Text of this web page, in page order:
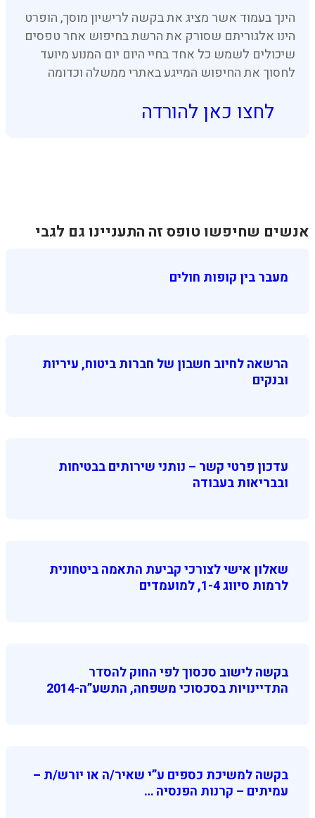
הינך בעמוד אשר מציג את בקשה לרישיון מוסך, הופרט
הינו אלגוריתם שסורק את הרשת בחיפוש אחר טפסים
שיכולים לשמש כל אחד בחיי היום יום המנוע מיועד
לחסוך את החיפוש המייגע באתרי ממשלה וכדומה
לחצו כאן להורדה
אנשים שחיפשו טופס זה התעניינו גם לגבי
מעבר בין קופות חולים
הרשאה לחיוב חשבון של חברות ביטוח, עיריות
ובנקים
עדכון פרטי קשר – נותני שירותים בבטיחות
ובבריאות בעבודה
שאלון אישי לצורכי קביעת התאמה ביטחונית
לרמות סיווג 1-4, למועמדים
בקשה לישוב סכסוך לפי החוק להסדר
התדיינויות בסכסוכי משפחה, התשע”ה-2014
בקשה למשיכת כספים ע”י שאיר/ה או יורש/ת –
עמיתים – קרנות הפנסיה …